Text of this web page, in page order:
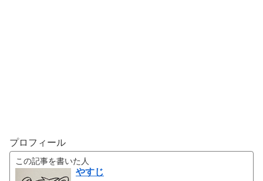
プロフィール
この記事を書いた人
やすじ